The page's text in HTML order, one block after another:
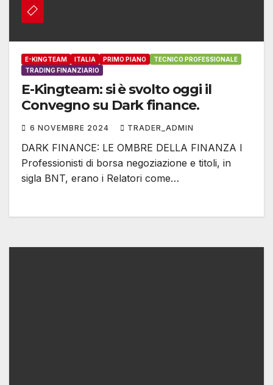
E-KINGTEAM ITALIA PRIMO PIANO
TECNICO PROFESSIONALE
TRADING FINANZIARIO
E-Kingteam: si è svolto oggi il
Convegno su Dark finance.
6 NOVEMBRE 2024 TRADER_ADMIN
DARK FINANCE: LE OMBRE DELLA FINANZA I
Professionisti di borsa negoziazione e titoli, in
sigla BNT, erano i Relatori come…